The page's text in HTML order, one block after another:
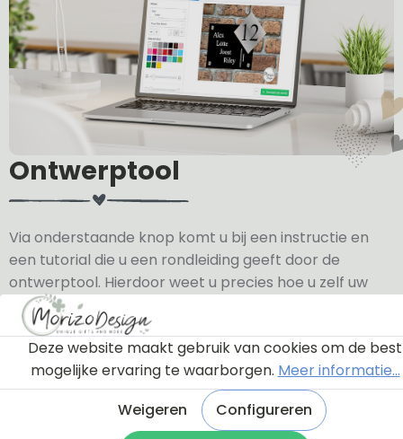
Ontwerptool
Via onderstaande knop komt u bij een instructie en
een tutorial die u een rondleiding geeft door de
ontwerptool. Hierdoor weet u precies hoe u zelf uw
naambordje helemaal kunt aanpassen en naar uw
eigen smaak kunt ontwerpen.
Bekijk de instructie
Deze website maakt gebruik van cookies om de best
mogelijke ervaring te waarborgen. Meer informatie...
Weigeren
Configureren